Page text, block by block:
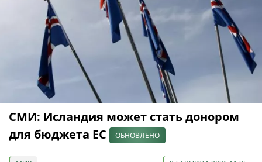
СМИ: Исландия может стать донором
для бюджета ЕС
ОБНОВЛЕНО